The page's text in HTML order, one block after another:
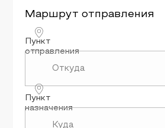
Маршрутотправления
Пункт
отправления
Пункт
назначения